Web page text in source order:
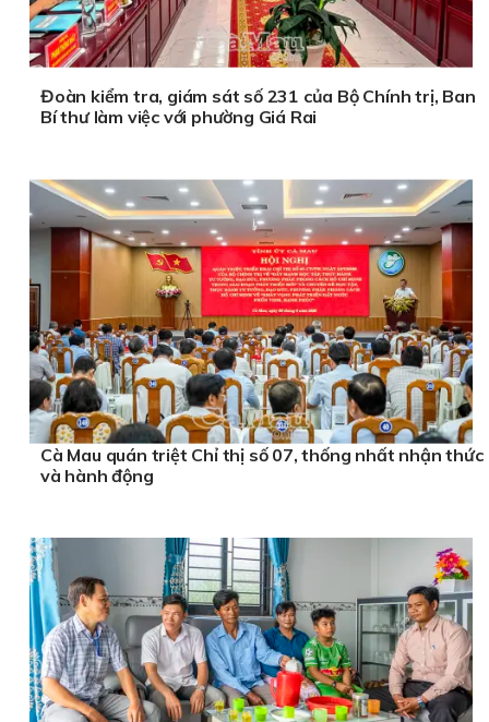
Đoàn kiểm tra, giám sát số 231 của Bộ Chính trị, Ban
Bí thư làm việc với phường Giá Rai
Cà Mau quán triệt Chỉ thị số 07, thống nhất nhận thức
và hành động